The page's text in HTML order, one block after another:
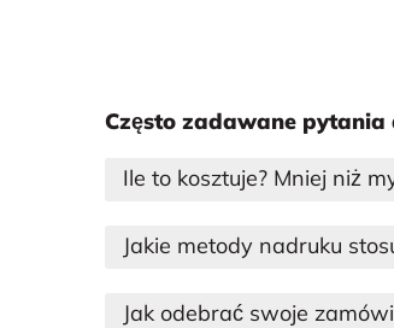
Często zadawane
Ile to kosztuje? Mniej niż
Jakie metody nadruku
Jak odebrać swoje